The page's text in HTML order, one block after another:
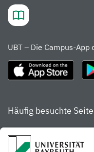
UBT – Die Campus-App
Häufig besuchte
Studienportal
Gamechanger